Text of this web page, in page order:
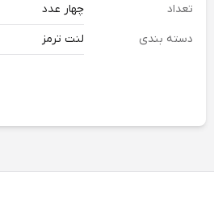
تعداد
چهار عدد
دسته بندی
لنت ترمز